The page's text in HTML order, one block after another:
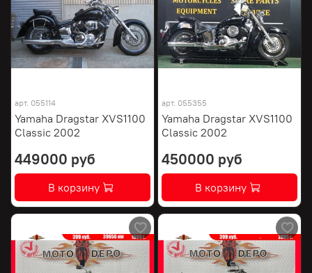
арт. 055114
Yamaha Dragstar XVS1100
Classic 2002
449000 руб
В корзину
арт. 055355
Yamaha Dragstar XVS1100
Classic 2002
450000 руб
В корзину